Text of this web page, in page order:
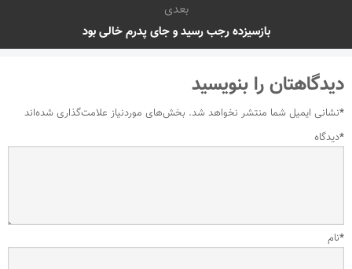
بعدی
بازسیزده رجب رسید و جای پدرم خالی بود
دیدگاهتان را بنویسید
نشانی ایمیل شما منتشر نخواهد شد. بخش‌های موردنیاز علامت‌گذاری شده‌اند
*
دیدگاه*
نام*